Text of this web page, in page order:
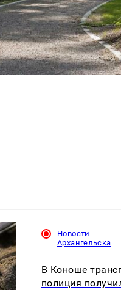
Новости
Архангельска
В Коноше
полиция